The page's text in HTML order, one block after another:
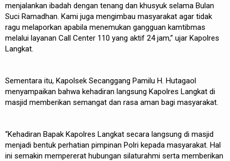
menjalankan ibadah dengan tenang dan khusyuk selama Bulan
Suci Ramadhan. Kami juga mengimbau masyarakat agar tidak
ragu melaporkan apabila menemukan gangguan kamtibmas
melalui layanan Call Center 110 yang aktif 24 jam,” ujar Kapolres
Langkat.
Sementara itu, Kapolsek Secanggang Pamilu H. Hutagaol
menyampaikan bahwa kehadiran langsung Kapolres Langkat di
masjid memberikan semangat dan rasa aman bagi masyarakat.
“Kehadiran Bapak Kapolres Langkat secara langsung di masjid
menjadi bentuk perhatian pimpinan Polri kepada masyarakat. Hal
ini semakin mempererat hubungan silaturahmi serta memberikan